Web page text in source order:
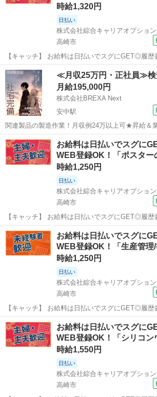
時給1,320円
日払い
株式会社綜合キャリアオプション
高崎市
【キャッチ】 お給料は日払いでスグにGET◎履歴
OK！「リフトオペレーター」高時給1320円！高
40代のスタッフが多数活躍中★ 【コメント】 製造のお仕事が豊富★未
経験で働いてみたい...
群馬 高崎市 仕分け
≪月収25万円・正社員≫検
月給195,000円
株式会社BREXA Next
安中駅
関連製品の製造作業！月収例24万以上可★昇給＆
験活躍中★20代～40代の男女活躍中！カップルや
赴任旅費会社負担！食堂利用可！《群馬県高崎市》 人気の工場のお
事 ◇自動車関連製品の製造...
群馬 高崎市 安中駅 その他
お給料は日払いでスグに
WEB登録OK！「ポスタ
時給1,250円
日払い
株式会社綜合キャリアオプション
高崎市
【キャッチ】 お給料は日払いでスグにGET◎履歴
OK！「ポスターの発送補助」高時給1250円！群
～40代のスタッフが多数活躍中★ 【コメント】 製造のお仕事をお探し
の方必見！ 「経...
群馬 高崎市 仕分け
お給料は日払いでスグに
WEB登録OK！「生産管
時給1,250円
日払い
株式会社綜合キャリアオプション
高崎市
【キャッチ】 お給料は日払いでスグにGET◎履歴
OK！「生産管理/書類作成」高時給1250円！群馬
～40代のスタッフが多数活躍中★ 【コメント】 ＼大手人材派遣会社で
働きませんか♪／ ...
群馬 高崎市 一般事務
お給料は日払いでスグに
WEB登録OK！「シリコ
時給1,550円
日払い
株式会社綜合キャリアオプション
高崎市